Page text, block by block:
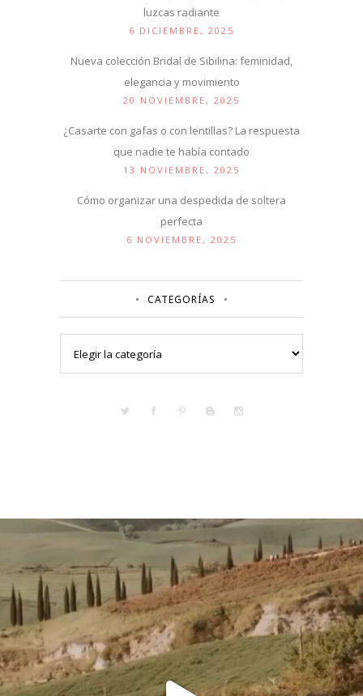
luzcas radiante
6 DICIEMBRE, 2025
Nueva colección Bridal de Sibilina: feminidad,
elegancia y movimiento
20 NOVIEMBRE, 2025
¿Casarte con gafas o con lentillas? La respuesta
que nadie te había contado
13 NOVIEMBRE, 2025
Cómo organizar una despedida de soltera
perfecta
6 NOVIEMBRE, 2025
CATEGORÍAS